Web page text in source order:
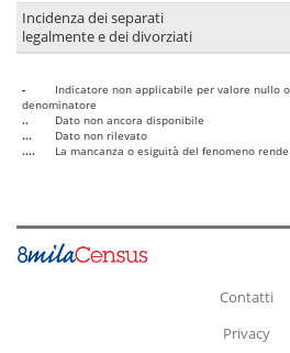
Incidenza dei separati
legalmente e dei divorziati
-
Indicatore non applicabile per valore nullo
denominatore
..
Dato non ancora disponibile
...
Dato non rilevato
....
La mancanza o esiguità del fenomeno
Contatti
Privacy